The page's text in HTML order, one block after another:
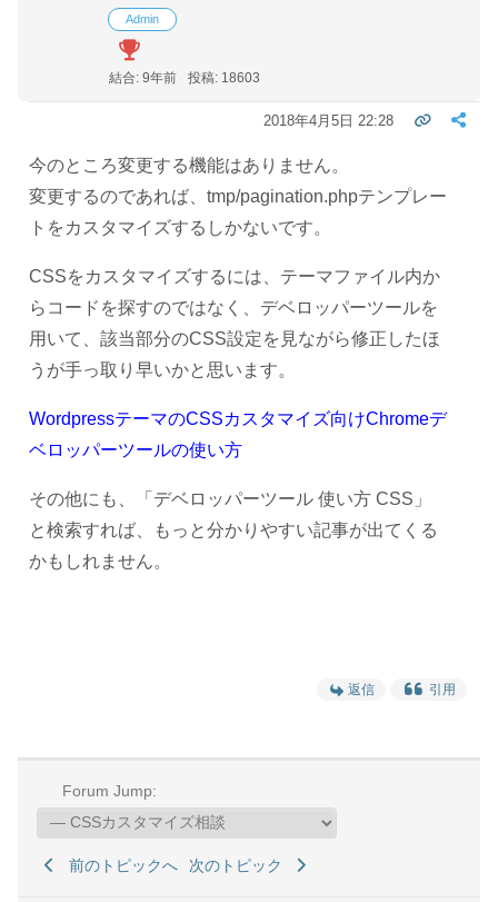
Admin
結合: 9年前 投稿: 18603
2018年4月5日 22:28
今のところ変更する機能はありません。
変更するのであれば、tmp/pagination.phpテンプレー
トをカスタマイズするしかないです。
CSSをカスタマイズするには、テーマファイル内か
らコードを探すのではなく、デベロッパーツールを
用いて、該当部分のCSS設定を見ながら修正したほ
うが手っ取り早いかと思います。
WordpressテーマのCSSカスタマイズ向けChromeデ
ベロッパーツールの使い方
その他にも、「デベロッパーツール 使い方 CSS」
と検索すれば、もっと分かりやすい記事が出てくる
かもしれません。
返信 引用
Forum Jump:
前のトピックへ 次のトピック